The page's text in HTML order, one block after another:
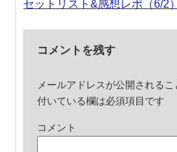
セットリスト&感想レポ（6/2）
コメントを残す
メールアドレスが公開されるこ
付いている欄は必須項目です
コメント